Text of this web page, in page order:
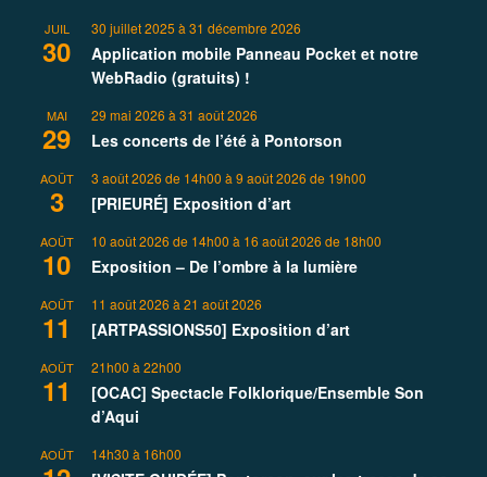
JUIL
30
30 juillet 2025 à 31 décembre 2026
Application mobile Panneau Pocket et notre
WebRadio (gratuits) !
MAI
29
29 mai 2026 à 31 août 2026
Les concerts de l’été à Pontorson
AOÛT
3
3 août 2026 de 14h00 à 9 août 2026 de 19h00
[PRIEURÉ] Exposition d’art
AOÛT
10
10 août 2026 de 14h00 à 16 août 2026 de 18h00
Exposition – De l’ombre à la lumière
AOÛT
11
11 août 2026 à 21 août 2026
[ARTPASSIONS50] Exposition d’art
AOÛT
11
21h00 à 22h00
[OCAC] Spectacle Folklorique/Ensemble Son
d’Aqui
AOÛT 14h30 à 16h00